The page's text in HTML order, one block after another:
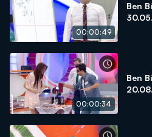
00:00:49
Ben
00:00:34
Ben